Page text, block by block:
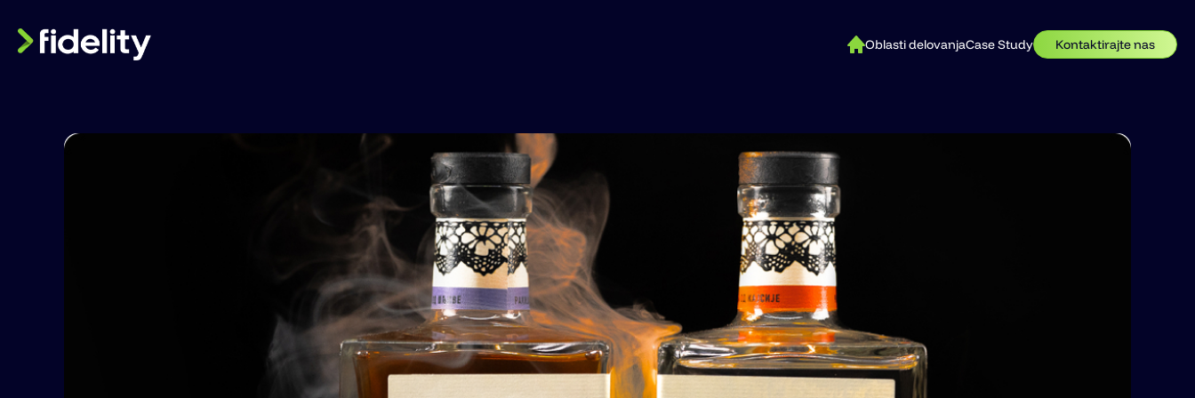
Oblasti delovanjaCase Study Kontaktirajte nas